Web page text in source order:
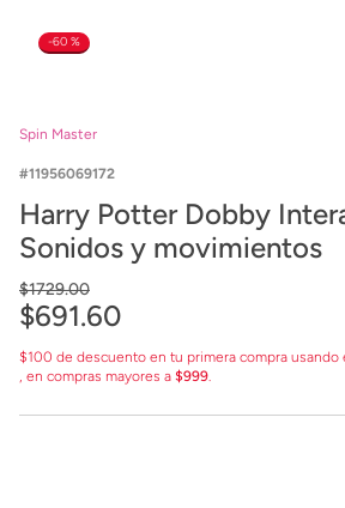
60 %
Spin Master
11956069172
Harry Potter Dobby
Sonidos y movimientos
$1729.00
$691.60
$100 de descuento en tu primera compra usando
, en compras mayores a $999.